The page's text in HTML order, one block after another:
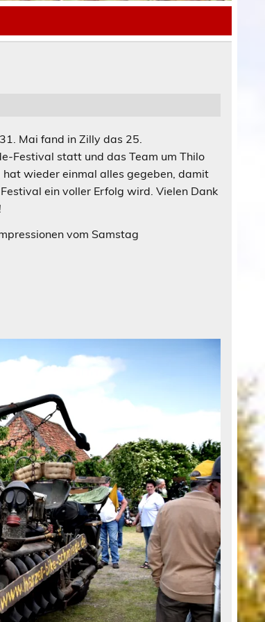
Mai fand in Zilly das 25.
Festival statt und das Team um Thilo
wieder einmal alles gegeben, damit
ein voller Erfolg wird. Vielen Dank
vom Samstag